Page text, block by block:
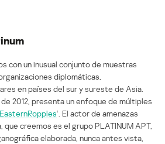
con un inusual conjunto de muestras
diplomáticas,
en países del sur y sureste de Asia.
2012, presenta un enfoque de múltiples
EasternRopples‘. El actor de amenazas
creemos es el grupo PLATINUM APT,
elaborada, nunca antes vista,